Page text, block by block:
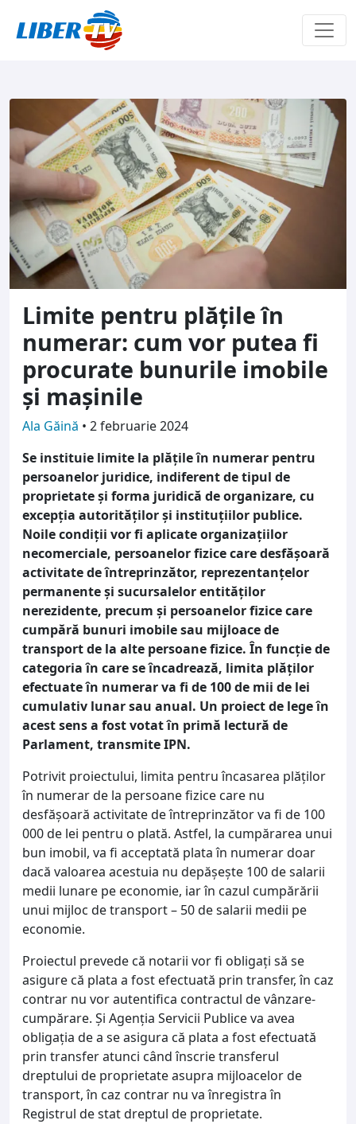
Limite pentru plățile în
numerar: cum vor putea fi
procurate bunurile imobile
și mașinile
Ala Găină • 2 februarie 2024
Se instituie limite la plățile în numerar pentru
persoanelor juridice, indiferent de tipul de
proprietate și forma juridică de organizare, cu
excepția autorităților și instituțiilor publice.
Noile condiții vor fi aplicate organizațiilor
necomerciale, persoanelor fizice care desfășoară
activitate de întreprinzător, reprezentanțelor
permanente și sucursalelor entităților
nerezidente, precum și persoanelor fizice care
cumpără bunuri imobile sau mijloace de
transport de la alte persoane fizice. În funcție de
categoria în care se încadrează, limita plăților
efectuate în numerar va fi de 100 de mii de lei
cumulativ lunar sau anual. Un proiect de lege în
acest sens a fost votat în primă lectură de
Parlament, transmite IPN.
Potrivit proiectului, limita pentru încasarea plăților
în numerar de la persoane fizice care nu
desfășoară activitate de întreprinzător va fi de 100
000 de lei pentru o plată. Astfel, la cumpărarea unui
bun imobil, va fi acceptată plata în numerar doar
dacă valoarea acestuia nu depășește 100 de salarii
medii lunare pe economie, iar în cazul cumpărării
unui mijloc de transport – 50 de salarii medii pe
economie.
Proiectul prevede că notarii vor fi obligați să se
asigure că plata a fost efectuată prin transfer, în caz
contrar nu vor autentifica contractul de vânzare-
cumpărare. Și Agenția Servicii Publice va avea
obligația de a se asigura că plata a fost efectuată
prin transfer atunci când înscrie transferul
dreptului de proprietate asupra mijloacelor de
transport, în caz contrar nu va înregistra în
Registrul de stat dreptul de proprietate.